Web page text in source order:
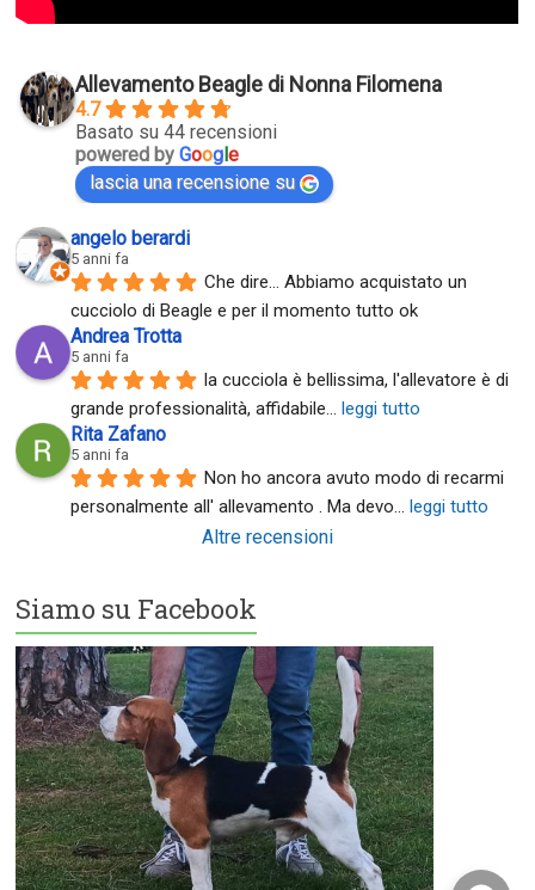
Allevamento Beagle di Nonna Filomena
4.7
Basato su 44 recensioni
powered byGoogle
lascia una recensione su
angelo berardi
5 anni fa
Che dire... Abbiamo acquistato un
cucciolo di Beagle e per il momento tutto ok
Andrea Trotta
5 anni fa
la cucciola è bellissima, l'allevatore è di
grande professionalità, affidabile... leggi tutto
Rita Zafano
5 anni fa
Non ho ancora avuto modo di recarmi
personalmente all' allevamento . Ma devo... leggi tutto
Altre recensioni
Siamo su Facebook